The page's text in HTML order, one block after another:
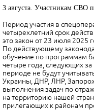
3 августа. Участникам СВО
Период участия в
четырехлетний срок
это закон от 23 июля 2025
По действующему
обучение по программам
четыре года, следующих
периоде не будут
Украины, ДНР, ЛНР,
выполнения задач по
на территорию нашей
прилегающих к районам